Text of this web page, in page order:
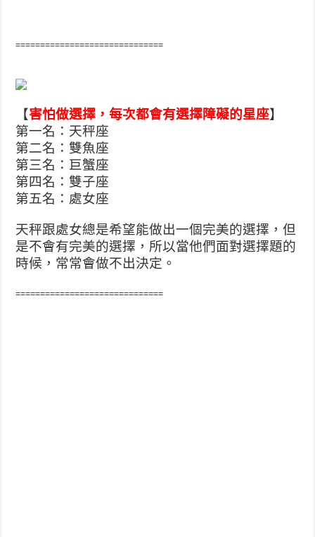
==============================
【害怕做選擇，每次都會有選擇障礙的星座】
第一名：天秤座
第二名：雙魚座
第三名：巨蟹座
第四名：雙子座
第五名：處女座
天秤跟處女總是希望能做出一個完美的選擇，但
是不會有完美的選擇，所以當他們面對選擇題的
時候，常常會做不出決定。
==============================